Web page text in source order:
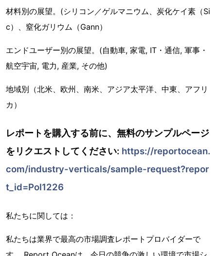
材料別の展望。(シリコン／ゲルマニウム、炭化ケイ素（Si
c）、窒化ガリウム（Gann）
エンドユーザー別の展望。(自動車, 家電, IT・通信, 軍事・
航空宇宙, 電力, 産業, その他)
地域別（北米、欧州、南米、アジア太平洋、中東、アフリ
カ）
レポートを購入する前に、無料のサンプルページ
をリクエストしてください: https://reportocean.
com/industry-verticals/sample-request?repor
t_id=Pol1226
私たちに関しては：
私たちは業界で最高の市場調査レポートプロバイダーで